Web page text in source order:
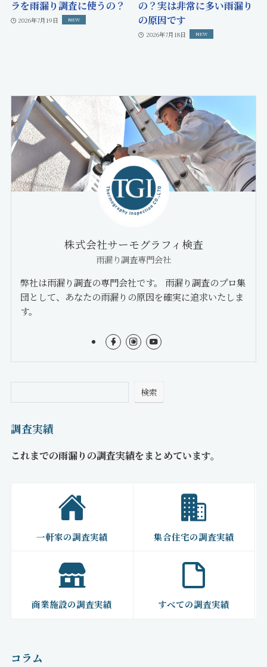
ラを雨漏り調査に使うの？
2026年7月19日
の？実は非常に多い雨漏り
の原因です
2026年7月18日
株式会社サーモグラフィ検査
雨漏り調査専門会社
弊社は雨漏り調査の専門会社です。 雨漏り調査のプロ集
団として、あなたの雨漏りの原因を確実に追求いたしま
す。
検索
調査実績
これまでの雨漏りの調査実績をまとめています。
一軒家の調査実績 集合住宅の調査実績
商業施設の調査実績 すべての調査実績
コラム